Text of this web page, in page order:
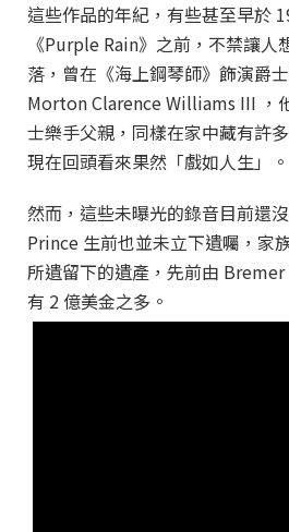
這些作品的年紀，有些甚至早於
《Purple Rain》之前，不禁讓人
落，曾在《海上鋼琴師》飾演爵
Morton Clarence Williams III ，
士樂手父親，同樣在家中藏有許
現在回頭看來果然「戲如人生」。
然而，這些未曝光的錄音目前還
Prince 生前也並未立下遺囑，家
所遺留下的遺產，先前由
有 2 億美金之多。